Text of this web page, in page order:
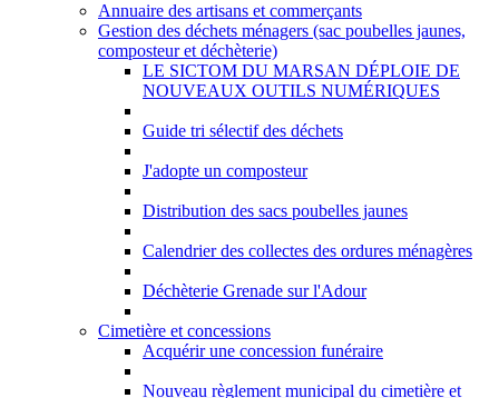
Annuaire des artisans et commerçants
Gestion des déchets ménagers (sac poubelles jaunes,
composteur et déchèterie)
LE SICTOM DU MARSAN DÉPLOIE DE
NOUVEAUX OUTILS NUMÉRIQUES
Guide tri sélectif des déchets
J'adopte un composteur
Distribution des sacs poubelles jaunes
Calendrier des collectes des ordures ménagères
Déchèterie Grenade sur l'Adour
Cimetière et concessions
Acquérir une concession funéraire
Nouveau règlement municipal du cimetière et